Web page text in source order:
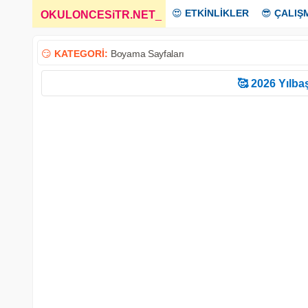
OKULONCESiTR.NET 😍 ETKİNLİKLER 😎
😏 KATEGORİ: Boyama Sayfaları
🥰 2026